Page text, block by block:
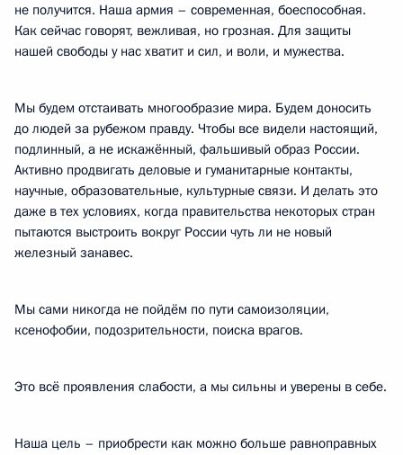
не получится. Наша армия – современная, боеспособная.
Как сейчас говорят, вежливая, но грозная. Для защиты
нашей свободы у нас хватит и сил, и воли, и мужества.
Мы будем отстаивать многообразие мира. Будем доносить
до людей за рубежом правду. Чтобы все видели настоящий,
подлинный, а не искажённый, фальшивый образ России.
Активно продвигать деловые и гуманитарные контакты,
научные, образовательные, культурные связи. И делать это
даже в тех условиях, когда правительства некоторых стран
пытаются выстроить вокруг России чуть ли не новый
железный занавес.
Мы сами никогда не пойдём по пути самоизоляции,
ксенофобии, подозрительности, поиска врагов.
Это всё проявления слабости, а мы сильны и уверены в себе.
Наша цель – приобрести как можно больше равноправных